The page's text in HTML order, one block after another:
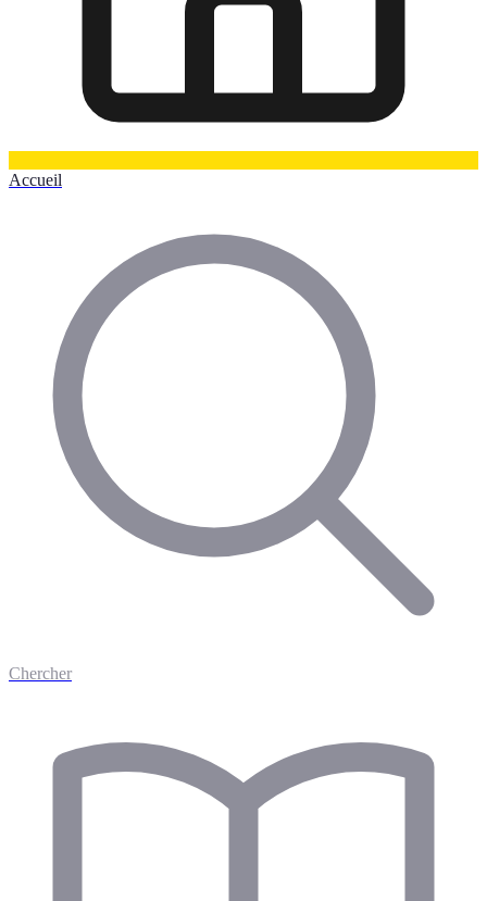
Accueil
Chercher